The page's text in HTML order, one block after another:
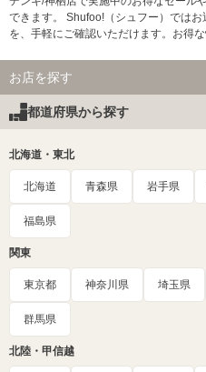
できます。 Shufoo!（シュフー）では
を、手軽にご確認いただけます。お得
お店を探す
都道府県から探す
北海道・東北
北海道 青森県 岩手県
福島県
関東
東京都 神奈川県 埼玉県
群馬県
北陸・甲信越